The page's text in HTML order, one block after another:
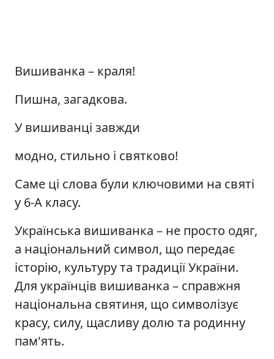
Вишиванка – краля!
Пишна, загадкова.
У вишиванці завжди
модно, стильно і святково!
Саме ці слова були ключовими на святі
у 6-А класу.
Українська вишиванка – не просто одяг,
а національний символ, що передає
історію, культуру та традиції України.
Для українців вишиванка – справжня
національна святиня, що символізує
красу, силу, щасливу долю та родинну
пам'ять.